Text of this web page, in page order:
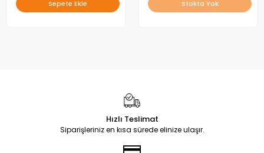
Sepete Ekle Stokta Yok
Hızlı Teslimat
Siparişleriniz en kısa sürede elinize ulaşır.